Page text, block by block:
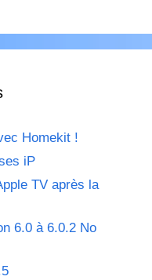
Homekit !
iP
TV après la
6.0 à 6.0.2 No